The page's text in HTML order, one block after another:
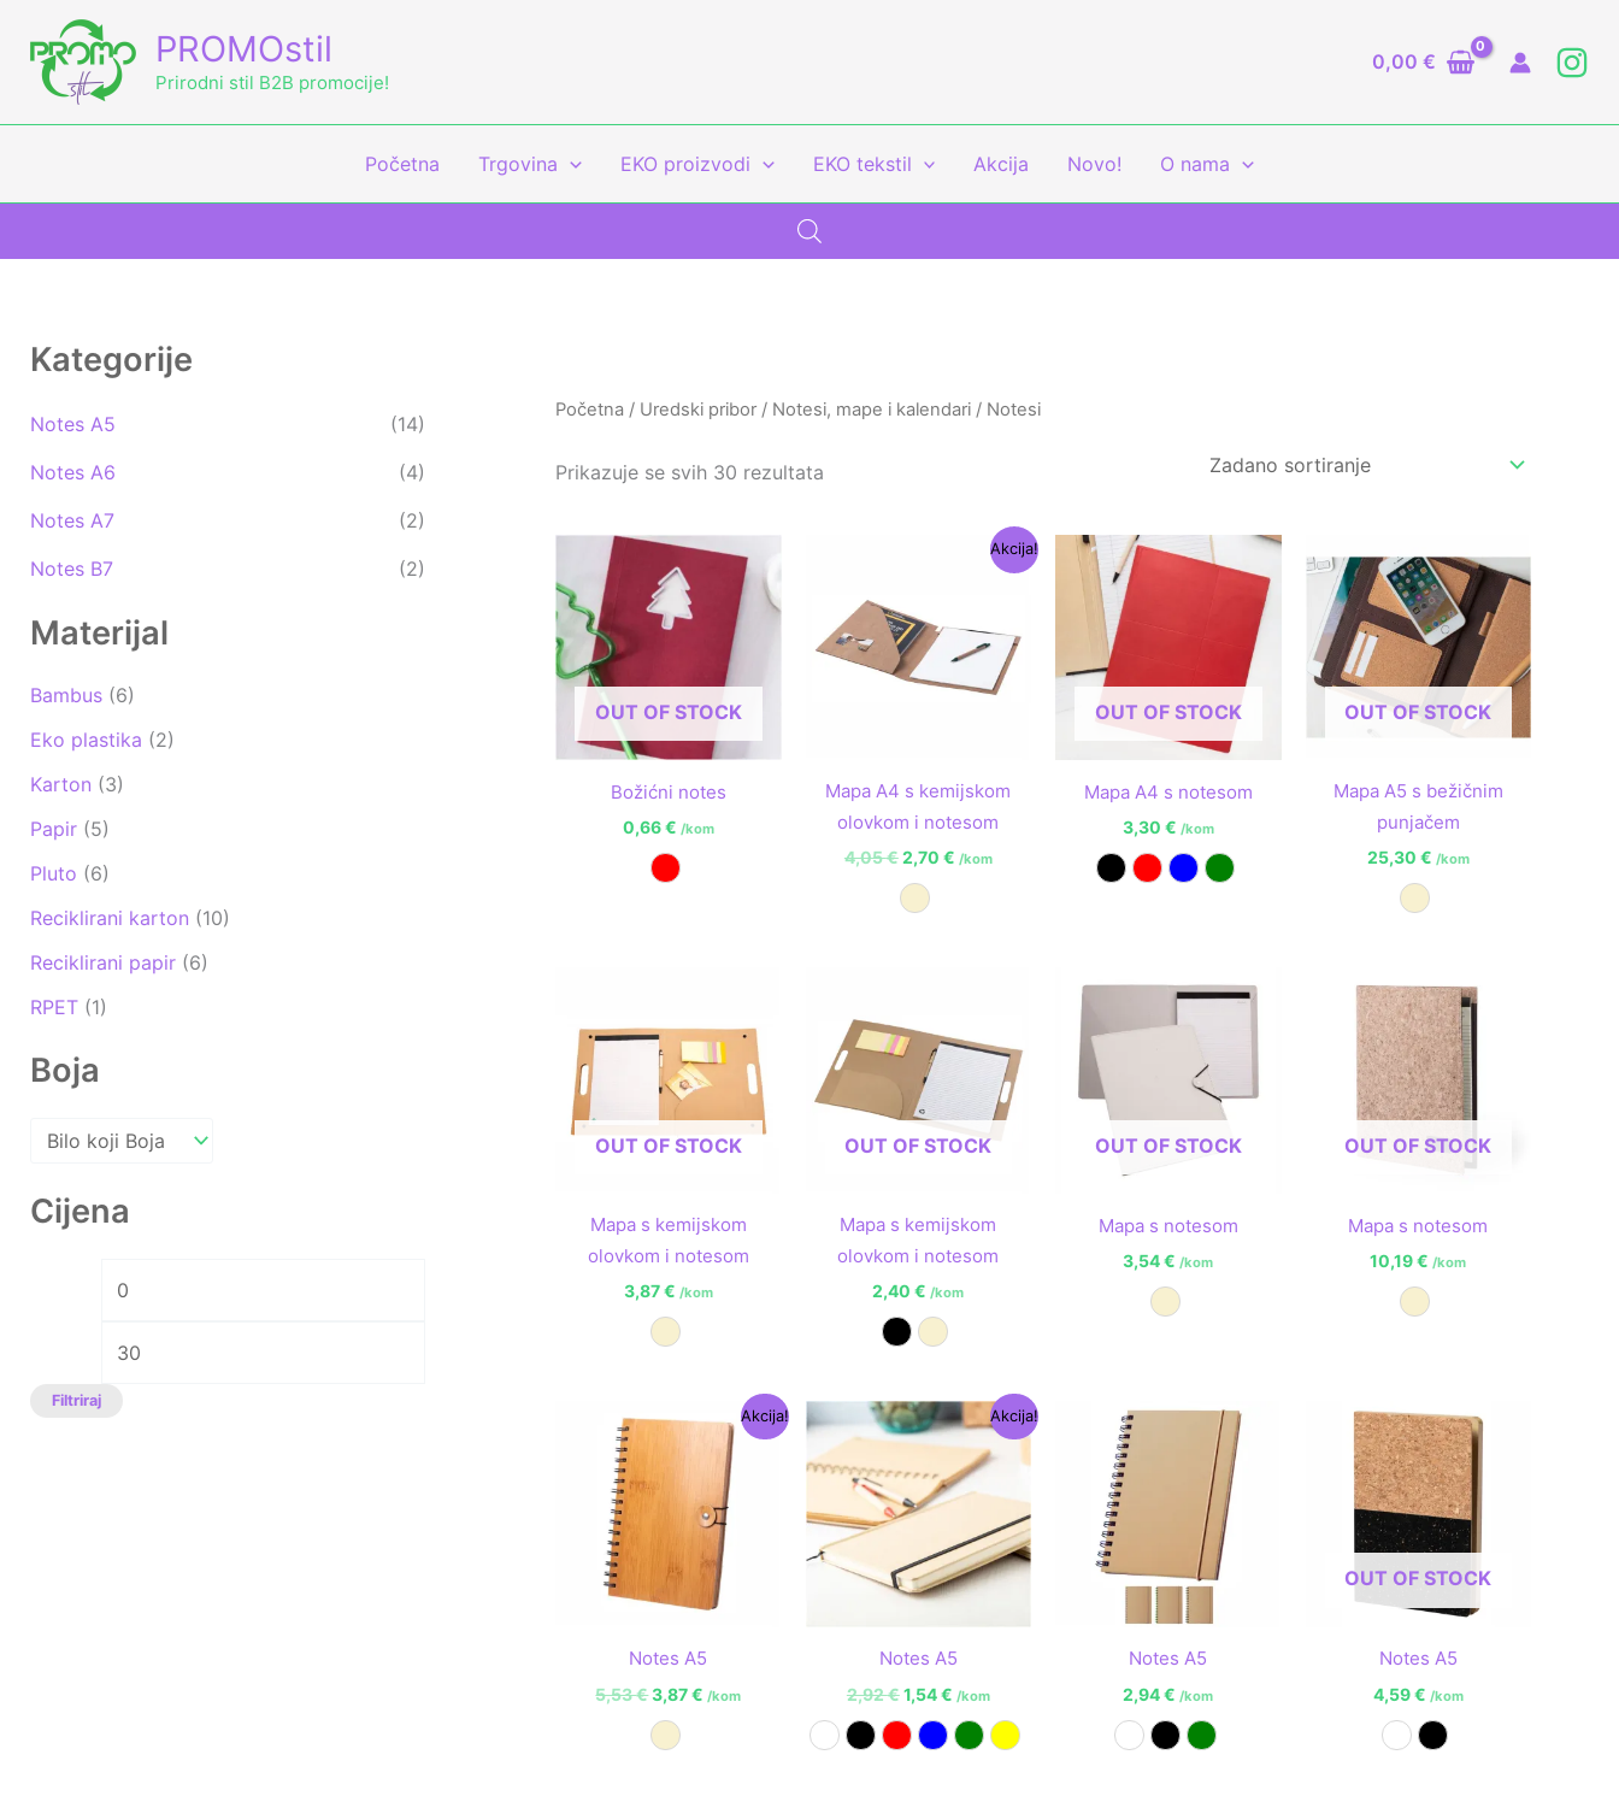
content
PROMOstil
Prirodni stil B2B promocije!
0,00 €
Početna Trgovina EKO proizvodi EKO tekstil Akcija Novo! O nama
Kategorije
Notes A5
(14)
Notes A6
(4)
Notes A7
(2)
Notes B7
(2)
Materijal
Bambus (6)
Eko plastika (2)
Karton (3)
Papir (5)
Pluto (6)
Reciklirani karton (10)
Reciklirani papir (6)
RPET (1)
Boja
Cijena
i
n
e
c
j
Filtriraj
Početna / Uredski pribor / Notesi, mape i kalendari / Notesi
Prikazuje se svih 30 rezultata
OUT OF STOCK
Božićni notes
0,66€ /kom
Crvena
Akcija!
Mapa A4 s kemijskom
olovkom i notesom
4,05€
je:
4,05 €.
2,70 €
Trenutna
cijena
/kom
Prirodna
OUT OF STOCK
Mapa A4 s notesom
3,30 € /kom
CrnaCrvena
PlavaZelena
OUT OF STOCK
Mapa A5 s bežičnim
punjačem
25,30 € /kom
Prirodna
OUT OF STOCK
Mapa s kemijskom
olovkom i notesom
3,87€ /kom
Prirodna
OUT OF STOCK
Mapa s kemijskom
olovkom i notesom
2,40€ /kom
CrnaPrirodna
OUT OF STOCK
Mapa s notesom
3,54€ /kom
Prirodna
OUT OF STOCK
Mapa s notesom
10,19€ /kom
Prirodna
Akcija!
Notes A5
5,53€
5,53 €.
3,87€
Trenutna
cijena
je:
3,87 €.
/kom
Prirodna
Akcija!
Notes A5
2,92€
Izvorna
cijena
je:
2,92 €.
1,54€
Trenutna
cijena
je:
1,54 €.
/kom
BijelaCrnaCrvena
PlavaZelenaŽuta
Notes A5
2,94€ /kom
BijelaCrnaZelena
OUT OF STOCK
Notes A5
4,59€ /kom
BijelaCrna